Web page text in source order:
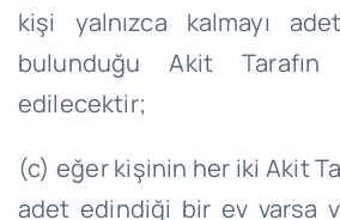
kişi yalnızca kalmayı
bulunduğu Akit
edilecektir;
(c) eğer kişinin her iki Akit
adet edindiği bir ev varsa